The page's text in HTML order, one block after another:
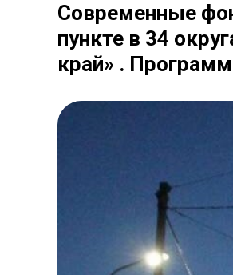
Современные
пункте в 34
край» .